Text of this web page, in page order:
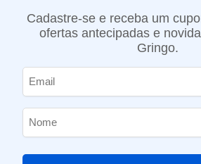
Cadastre-se e receba um
ofertas antecipadas e
Gringo.